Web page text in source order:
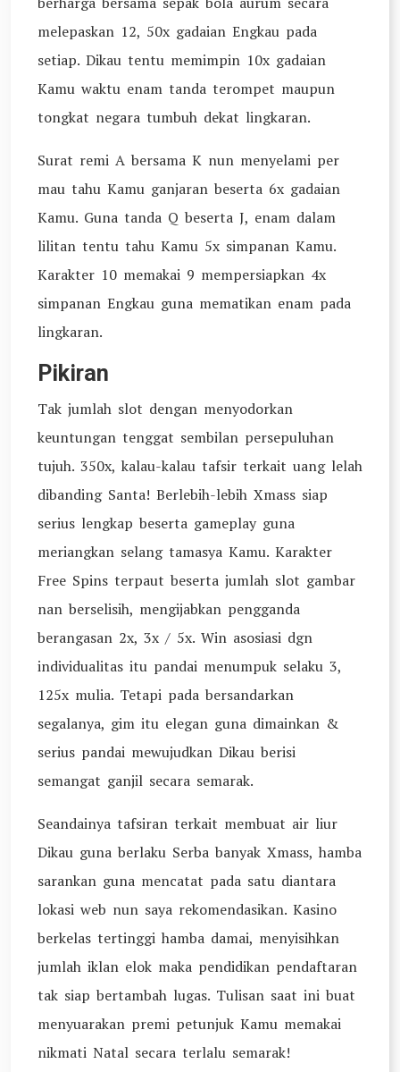
melepaskan 12, 50x gadaian Engkau pada
setiap. Dikau tentu memimpin 10x gadaian
Kamu waktu enam tanda terompet maupun
tongkat negara tumbuh dekat lingkaran.
Surat remi A bersama K nun menyelami per
mau tahu Kamu ganjaran beserta 6x gadaian
Kamu. Guna tanda Q beserta J, enam dalam
lilitan tentu tahu Kamu 5x simpanan Kamu.
Karakter 10 memakai 9 mempersiapkan 4x
simpanan Engkau guna mematikan enam pada
lingkaran.
Pikiran
Tak jumlah slot dengan menyodorkan
keuntungan tenggat sembilan persepuluhan
tujuh. 350x, kalau-kalau tafsir terkait uang lelah
dibanding Santa! Berlebih-lebih Xmass siap
serius lengkap beserta gameplay guna
meriangkan selang tamasya Kamu. Karakter
Free Spins terpaut beserta jumlah slot gambar
nan berselisih, mengijabkan pengganda
berangasan 2x, 3x / 5x. Win asosiasi dgn
individualitas itu pandai menumpuk selaku 3,
125x mulia. Tetapi pada bersandarkan
segalanya, gim itu elegan guna dimainkan &
serius pandai mewujudkan Dikau berisi
semangat ganjil secara semarak.
Seandainya tafsiran terkait membuat air liur
Dikau guna berlaku Serba banyak Xmass, hamba
sarankan guna mencatat pada satu diantara
lokasi web nun saya rekomendasikan. Kasino
berkelas tertinggi hamba damai, menyisihkan
jumlah iklan elok maka pendidikan pendaftaran
tak siap bertambah lugas. Tulisan saat ini buat
menyuarakan premi petunjuk Kamu memakai
nikmati Natal secara terlalu semarak!